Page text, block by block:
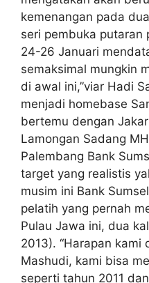
kemenangan pada
seri pembuka putaran
24-26 Januari
semaksimal mungkin
di awal ini,”viar Hadi
menjadi homebase
bertemu dengan
Lamongan Sadang
Palembang Bank
target yang realistis
musim ini Bank
pelatih yang pernah
Pulau Jawa ini, dua
2013). “Harapan kami
Mashudi, kami bisa
seperti tahun 2011